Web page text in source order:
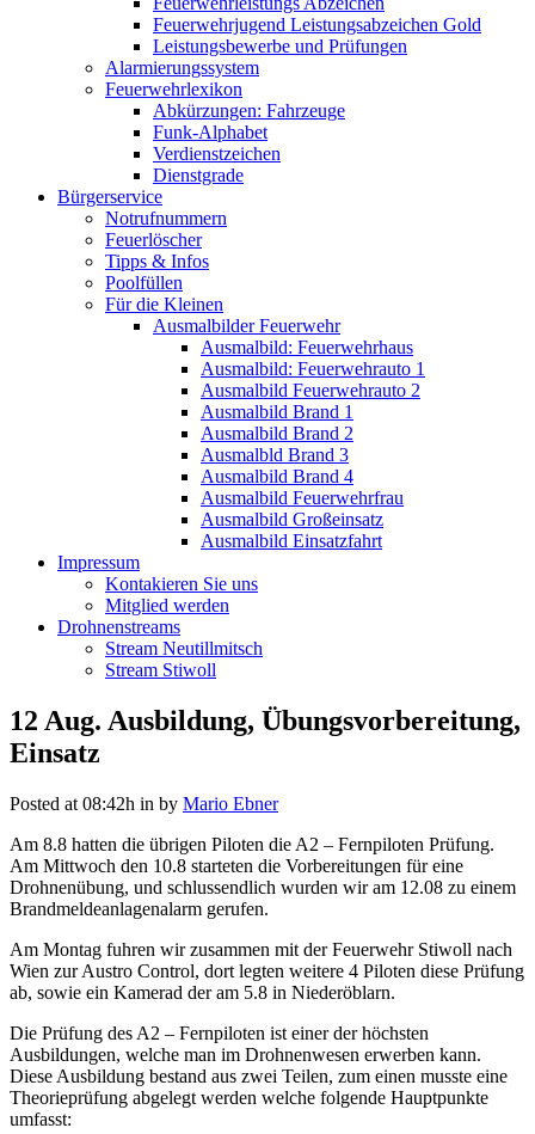
Feuerwehrjugend Leistungsabzeichen Gold
Leistungsbewerbe und Prüfungen
Alarmierungssystem
Feuerwehrlexikon
Abkürzungen: Fahrzeuge
Funk-Alphabet
Verdienstzeichen
Dienstgrade
Bürgerservice
Notrufnummern
Feuerlöscher
Tipps & Infos
Poolfüllen
Für die Kleinen
Ausmalbilder Feuerwehr
Ausmalbild: Feuerwehrhaus
Ausmalbild: Feuerwehrauto 1
Ausmalbild Feuerwehrauto 2
Ausmalbild Brand 1
Ausmalbild Brand 2
Ausmalbld Brand 3
Ausmalbild Brand 4
Ausmalbild Feuerwehrfrau
Ausmalbild Großeinsatz
Ausmalbild Einsatzfahrt
Impressum
Kontakieren Sie uns
Mitglied werden
Drohnenstreams
Stream Neutillmitsch
Stream Stiwoll
12 Aug. Ausbildung, Übungsvorbereitung,
Einsatz
Posted at 08:42h in by Mario Ebner
Am 8.8 hatten die übrigen Piloten die A2 – Fernpiloten Prüfung.
Am Mittwoch den 10.8 starteten die Vorbereitungen für eine
Drohnenübung, und schlussendlich wurden wir am 12.08 zu einem
Brandmeldeanlagenalarm gerufen.
Am Montag fuhren wir zusammen mit der Feuerwehr Stiwoll nach
Wien zur Austro Control, dort legten weitere 4 Piloten diese Prüfung
ab, sowie ein Kamerad der am 5.8 in Niederöblarn.
Die Prüfung des A2 – Fernpiloten ist einer der höchsten
Ausbildungen, welche man im Drohnenwesen erwerben kann.
Diese Ausbildung bestand aus zwei Teilen, zum einen musste eine
Theorieprüfung abgelegt werden welche folgende Hauptpunkte
umfasst: